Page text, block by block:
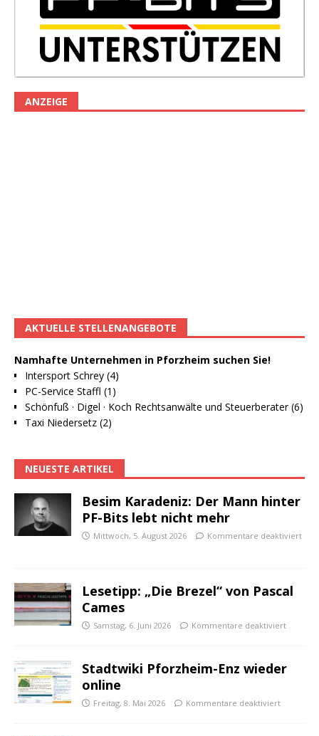
ANZEIGE
AKTUELLE STELLENANGEBOTE
Namhafte Unternehmen in Pforzheim suchen Sie!
Intersport Schrey (4)
PC-Service Staffl (1)
Schönfuß · Digel · Koch Rechtsanwälte und Steuerberater (6)
Taxi Niedersetz (2)
NEUESTE ARTIKEL
Besim Karadeniz: Der Mann hinter
PF-Bits lebt nicht mehr
Mittwoch, 5. August 2026 Kommentare deaktiviert
Lesetipp: „Die Brezel“ von Pascal
Cames
Samstag, 6. Juni 2026 Kommentare deaktiviert
Stadtwiki Pforzheim-Enz wieder
online
Freitag, 8. Mai 2026 Kommentare deaktiviert